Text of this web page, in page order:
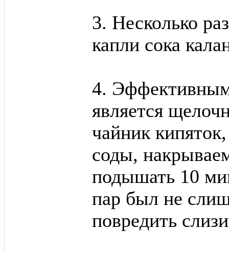
3. Несколько
капли сока
4.
является
чайник
соды,
подышать 10
пар был не
повредить